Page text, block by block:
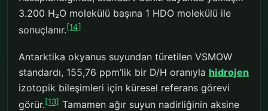
3.200 H₂O molekülü başına 1 HDO molekülü ile
sonuçlanır.[14]
Antarktika okyanus suyundan türetilen VSMOW
standardı, 155,76 ppm’lik bir D/H oranıyla hidrojen
izotopik bileşimleri için küresel referans görevi
görür.[13] Tamamen ağır suyun nadirliğinin aksine